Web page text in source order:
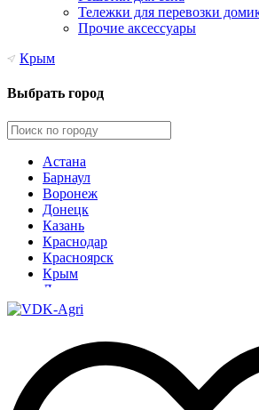
Тележки для перевозки
Прочие аксессуары
Крым
Выбрать город
Астана
Барнаул
Воронеж
Донецк
Казань
Краснодар
Красноярск
Крым
Луганск
Москва
Нижний Новгород
Омск
Павлодар
Ростов
Ростов-на-Дону